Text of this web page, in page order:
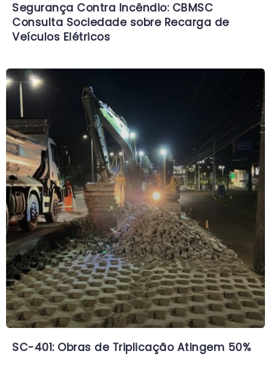
Segurança Contra Incêndio: CBMSC
Consulta Sociedade sobre Recarga de
Veículos Elétricos
SC-401: Obras de Triplicação Atingem 50%